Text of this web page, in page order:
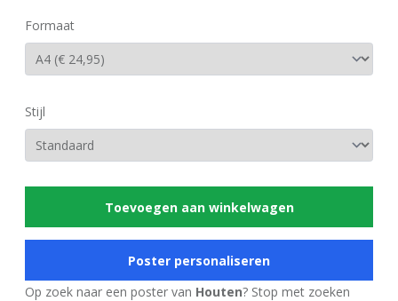
Formaat
Stijl
Toevoegen aan winkelwagen
Poster personaliseren
Op zoek naar een poster van Houten? Stop met zoeken